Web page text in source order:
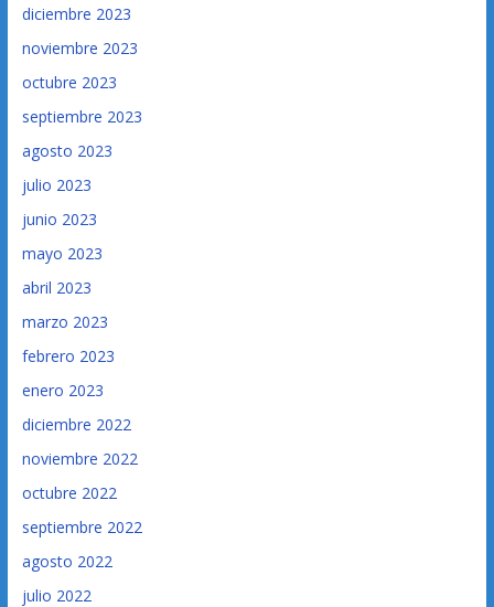
diciembre 2023
noviembre 2023
octubre 2023
septiembre 2023
agosto 2023
julio 2023
junio 2023
mayo 2023
abril 2023
marzo 2023
febrero 2023
enero 2023
diciembre 2022
noviembre 2022
octubre 2022
septiembre 2022
agosto 2022
julio 2022